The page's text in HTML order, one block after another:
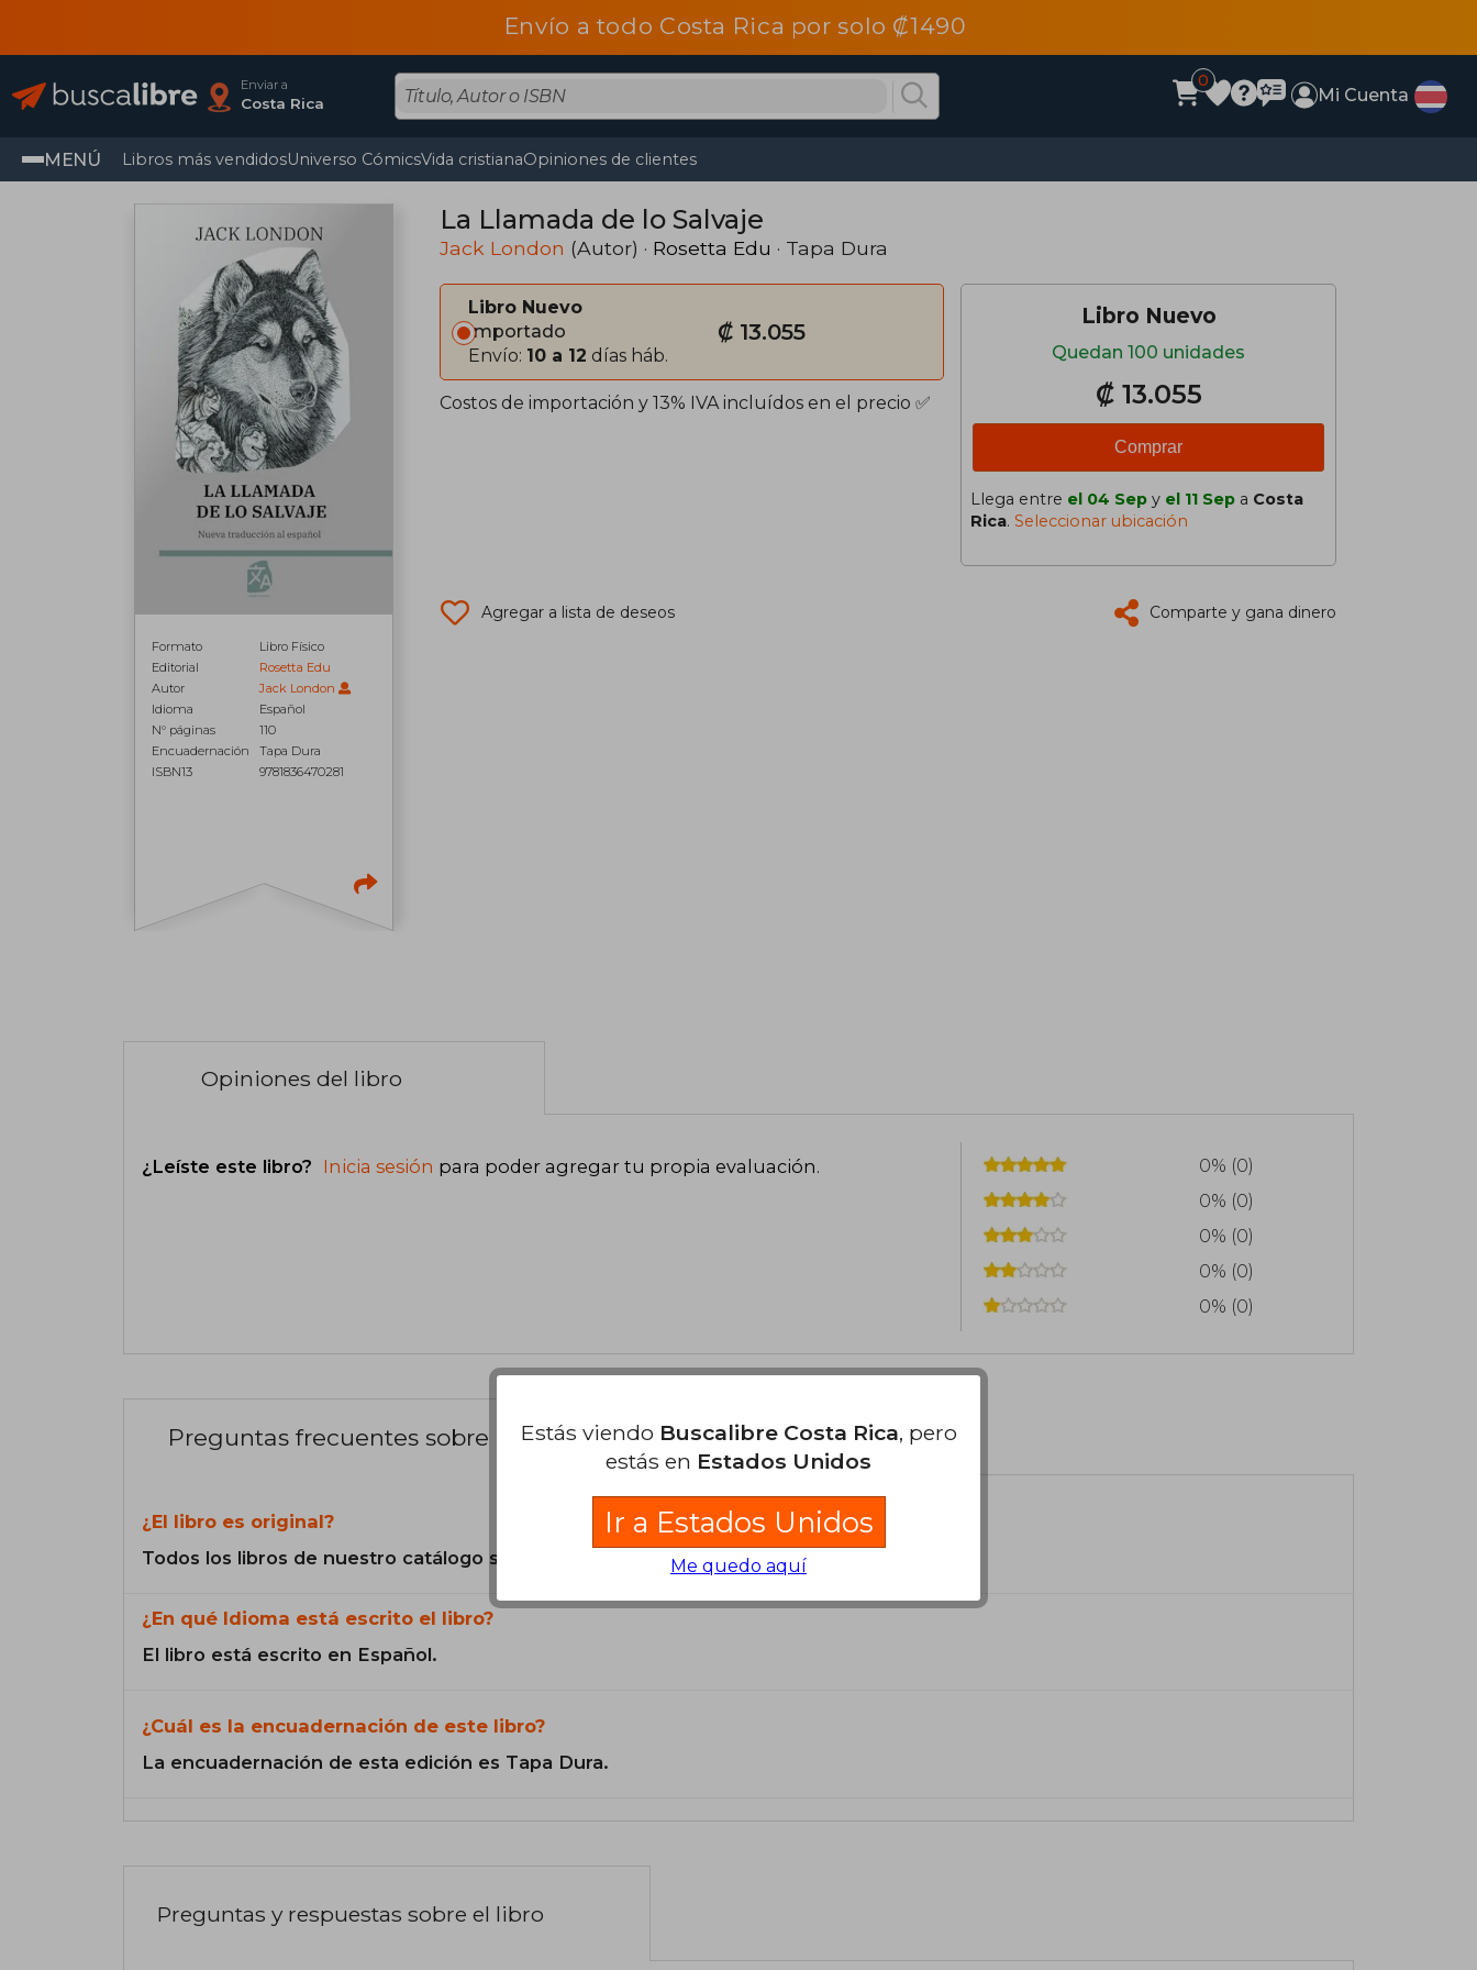
Envío a todo Costa Rica por solo ₡1490
Enviar a
Costa Rica
0
Mi Cuenta
MENÚ Libros más vendidosUniverso CómicsVida cristianaOpiniones de clientes
Formato
Libro Físico
Editorial
Rosetta Edu
Autor
Jack London
Idioma
Español
N° páginas
110
Encuadernación
Tapa Dura
ISBN13
9781836470281
La Llamada de lo Salvaje
Jack London (Autor) · Rosetta Edu · Tapa Dura
Libro Nuevo
Importado
Envío: 10 a 12 días háb.
₡ 13.055
Costos de importación y 13% IVA incluídos en el precio ✅
Libro Nuevo
Quedan 100 unidades
₡ 13.055
Comprar
Llega entre el 04 Sep y el 11 Sep a Costa
Rica. Seleccionar ubicación
Agregar a lista de deseos Comparte y gana dinero
Opiniones del libro
¿Leíste este libro? Inicia sesión para poder agregar tu propia evaluación.
0% (0)
0% (0)
0% (0)
0% (0)
0% (0)
Preguntas frecuentes sobre el libro
¿El libro es original?
Todos los libros de nuestro catálogo son Originales.
¿En qué Idioma está escrito el libro?
El libro está escrito en Español.
¿Cuál es la encuadernación de este libro?
La encuadernación de esta edición es Tapa Dura.
Preguntas y respuestas sobre el libro
Estás viendo Buscalibre Costa Rica, pero
estás en Estados Unidos
Ir a Estados Unidos
Me quedo aquí